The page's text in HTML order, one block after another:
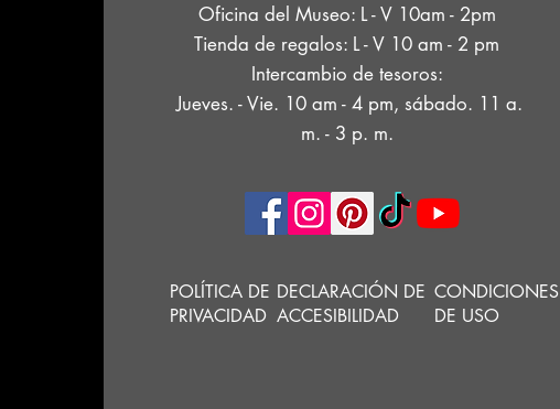
Oficina del Museo: L - V 10am - 2pm
Tienda de regalos: L - V 10 am - 2 pm
Intercambio de tesoros:
Jueves. - Vie. 10 am - 4 pm, sábado. 11 a.
m. - 3 p. m.
POLÍTICA DE
PRIVACIDAD
DECLARACIÓN DE
ACCESIBILIDAD
CONDICIONES
DE USO